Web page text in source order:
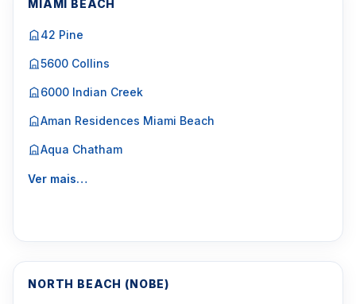
MIAMI BEACH
42 Pine
5600 Collins
6000 Indian Creek
Aman Residences Miami Beach
Aqua Chatham
Ver mais…
NORTH BEACH (NOBE)